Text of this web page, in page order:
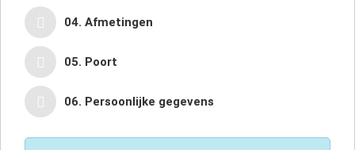
04. Afmetingen
05. Poort
06. Persoonlijke gegevens